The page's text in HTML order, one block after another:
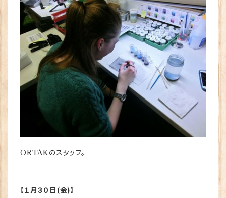
ORTAKのスタッフ。
【１月３０日(金)】